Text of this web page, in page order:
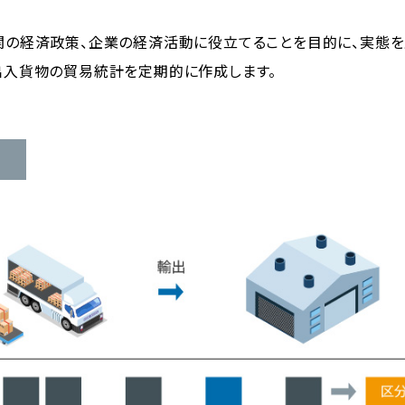
経済政策、企業の経済活動に役立てることを目的に、実態
貨物の貿易統計を定期的に作成します。